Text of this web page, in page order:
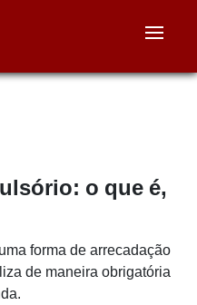
o que é,
forma de arrecadação
de maneira obrigatória